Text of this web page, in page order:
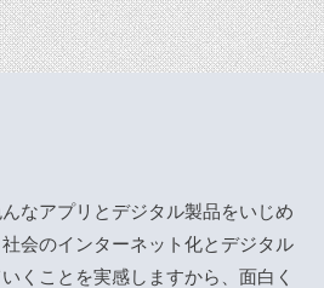
なアプリとデジタル製品をいじめ
会のインターネット化とデジタル
くことを実感しますから、面白く